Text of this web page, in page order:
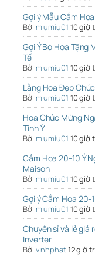
Gợi ý Mẫu Cắm
Bởi miumiu01 10 giờ
Gợi Ý Bó Hoa Tặng
Tế
Bởi miumiu01 10 giờ
Lẵng Hoa Đẹp
Bởi miumiu01 10 giờ
Hoa Chúc Mừng
Tình Ý
Bởi miumiu01 10 giờ
Cắm Hoa 20-10 Ý
Maison
Bởi miumiu01 10 giờ
Gợi ý Cắm Hoa
Bởi miumiu01 10 giờ
Chuyên sỉ và lẻ giá
Inverter
Bởi vinhphat12 giờ